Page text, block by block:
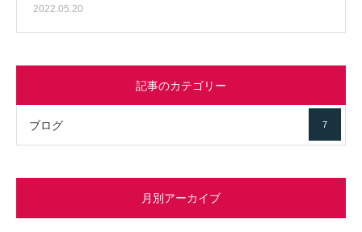
2022.05.20
記事のカテゴリー
ブログ 7
月別アーカイブ